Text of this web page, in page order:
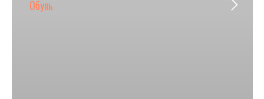
Обувь